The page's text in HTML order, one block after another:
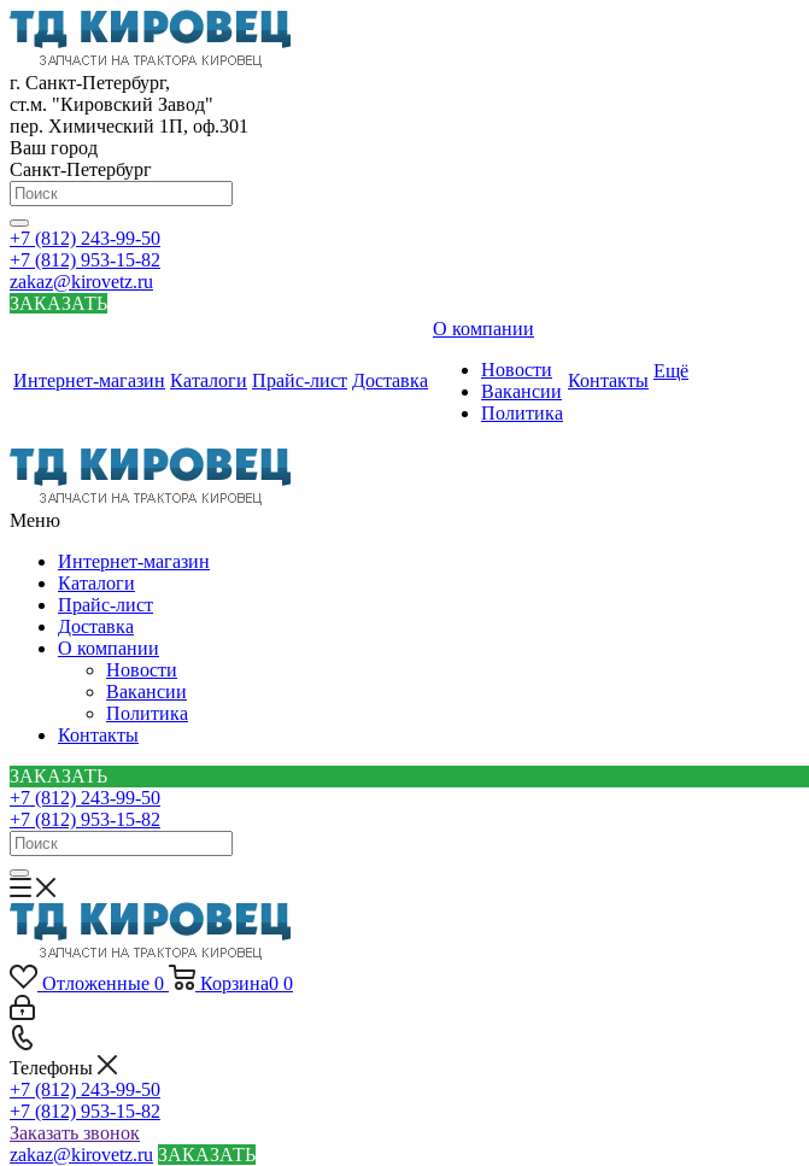
г. Санкт-Петербург,
ст.м. "Кировский Завод"
пер. Химический 1П, оф.301
Ваш город
Санкт-Петербург
+7 (812) 243-99-50
+7 (812) 953-15-82
zakaz@kirovetz.ru
ЗАКАЗАТЬ
Интернет-магазин Каталоги Прайс-лист Доставка
О компании
Новости
Вакансии
Политика
Контакты Ещё
Меню
Интернет-магазин
Каталоги
Прайс-лист
Доставка
О компании
Новости
Вакансии
Политика
Контакты
ЗАКАЗАТЬ
+7 (812) 243-99-50
+7 (812) 953-15-82
Отложенные 0 Корзина0 0
Телефоны
+7 (812) 243-99-50
+7 (812) 953-15-82
Заказать звонок
zakaz@kirovetz.ru ЗАКАЗАТЬ